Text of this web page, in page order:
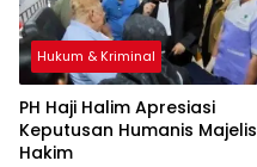
Hukum & Kriminal
PH Haji Halim Apresiasi
Keputusan Humanis Majelis
Hakim